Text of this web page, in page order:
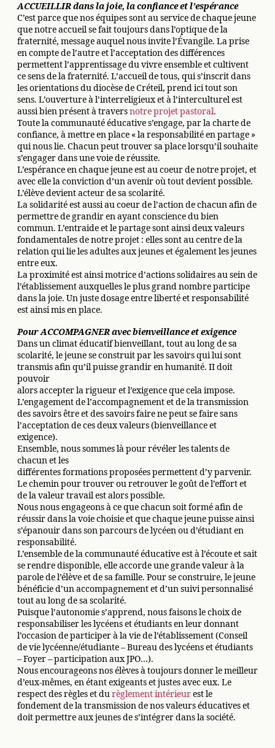
ACCUEILLIR dans la joie, la confiance et l’espérance
C’est parce que nos équipes sont au service de chaque jeune
que notre accueil se fait toujours dans l’optique de la
fraternité, message auquel nous invite l’Évangile. La prise
en compte de l’autre et l’acceptation des différences
permettent l’apprentissage du vivre ensemble et cultivent
ce sens de la fraternité. L’accueil de tous, qui s’inscrit dans
les orientations du diocèse de Créteil, prend ici tout son
sens. L’ouverture à l’interreligieux et à l’interculturel est
aussi bien présent à traversnotre projet pastoral.
Toute la communauté éducative s’engage, par la charte de
confiance, à mettre en place « la responsabilité en partage »
qui nous lie. Chacun peut trouver sa place lorsqu’il souhaite
s’engager dans une voie de réussite.
L’espérance en chaque jeune est au coeur de notre projet, et
avec elle la conviction d’un avenir où tout devient possible.
L’élève devient acteur de sa scolarité.
La solidarité est aussi au coeur de l’action de chacun afin de
permettre de grandir en ayant conscience du bien
commun. L’entraide et le partage sont ainsi deux valeurs
fondamentales de notre projet : elles sont au centre de la
relation qui lie les adultes aux jeunes et également les jeunes
entre eux.
La proximité est ainsi motrice d’actions solidaires au sein de
l’établissement auxquelles le plus grand nombre participe
dans la joie. Un juste dosage entre liberté et responsabilité
est ainsi mis en place.
Pour ACCOMPAGNER avec bienveillance et exigence
Dans un climat éducatif bienveillant, tout au long de sa
scolarité, le jeune se construit par les savoirs qui lui sont
transmis afin qu’il puisse grandir en humanité. II doit
pouvoir
alors accepter la rigueur et l’exigence que cela impose.
L’engagement de l’accompagnement et de la transmission
des savoirs être et des savoirs faire ne peut se faire sans
l’acceptation de ces deux valeurs (bienveillance et
exigence).
Ensemble, nous sommes là pour révéler les talents de
chacun et les
différentes formations proposées permettent d’y parvenir.
Le chemin pour trouver ou retrouver le goût de l’effort et
de la valeur travail est alors possible.
Nous nous engageons à ce que chacun soit formé afin de
réussir dans la voie choisie et que chaque jeune puisse ainsi
s’épanouir dans son parcours de lycéen ou d’étudiant en
responsabilité.
L’ensemble de la communauté éducative est à l’écoute et sait
se rendre disponible, elle accorde une grande valeur à la
parole de l’élève et de sa famille. Pour se construire, le jeune
bénéficie d’un accompagnement et d’un suivi personnalisé
tout au long de sa scolarité.
Puisque l’autonomie s’apprend, nous faisons le choix de
responsabiliser les lycéens et étudiants en leur donnant
l’occasion de participer à la vie de l’établissement (Conseil
de vie lycéenne/étudiante – Bureau des lycéens et étudiants
– Foyer – participation aux JPO…).
Nous encourageons nos élèves à toujours donner le meilleur
d’eux-mêmes, en étant exigeants et justes avec eux. Le
respect des règles et durèglement intérieurest le
fondement de la transmission de nos valeurs éducatives et
doit permettre aux jeunes de s’intégrer dans la société.